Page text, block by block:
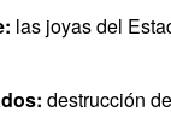
las joyas del
destrucción